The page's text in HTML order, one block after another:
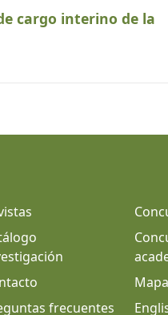
cargo interino de la
frecuentes